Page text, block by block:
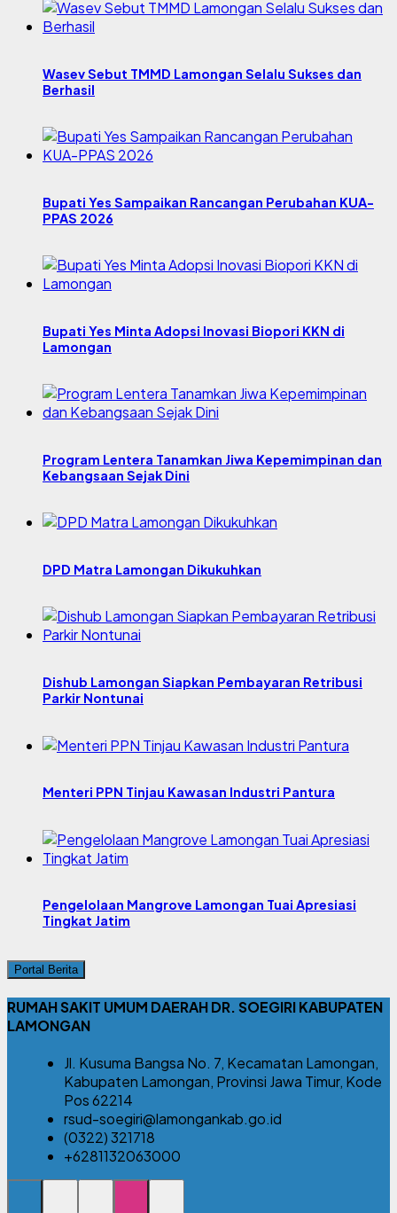
Wasev Sebut TMMD Lamongan Selalu Sukses dan
Berhasil
Bupati Yes Sampaikan Rancangan Perubahan KUA-
PPAS 2026
Bupati Yes Minta Adopsi Inovasi Biopori KKN di
Lamongan
Program Lentera Tanamkan Jiwa Kepemimpinan dan
Kebangsaan Sejak Dini
DPD Matra Lamongan Dikukuhkan
Dishub Lamongan Siapkan Pembayaran Retribusi
Parkir Nontunai
Menteri PPN Tinjau Kawasan Industri Pantura
Pengelolaan Mangrove Lamongan Tuai Apresiasi
Tingkat Jatim
Portal Berita
RUMAH SAKIT UMUM DAERAH DR. SOEGIRI KABUPATEN
LAMONGAN
Jl. Kusuma Bangsa No. 7, Kecamatan Lamongan,
Kabupaten Lamongan, Provinsi Jawa Timur, Kode
Pos 62214
rsud-soegiri@lamongankab.go.id
(0322) 321718
+6281132063000